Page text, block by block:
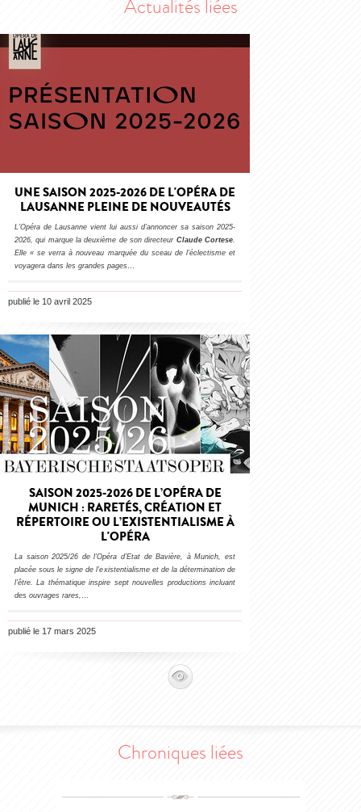
Actualités liées
UNE SAISON 2025-2026 DE L'OPÉRA DE
LAUSANNE PLEINE DE NOUVEAUTÉS
L’Opéra de Lausanne vient lui aussi d’annoncer sa saison 2025-
2026, qui marque la deuxième de son directeur Claude Cortese.
Elle « se verra à nouveau marquée du sceau de l’éclectisme et
voyagera dans les grandes pages …
publié le 10 avril 2025
SAISON 2025-2026 DE L’OPÉRA DE
MUNICH : RARETÉS, CRÉATION ET
RÉPERTOIRE OU L’EXISTENTIALISME À
L'OPÉRA
La saison 2025/26 de l’Opéra d’Etat de Bavière, à Munich, est
placée sous le signe de l’existentialisme et de la détermination de
l’être. La thématique inspire sept nouvelles productions incluant
des ouvrages rares, …
publié le 17 mars 2025
Chroniques liées